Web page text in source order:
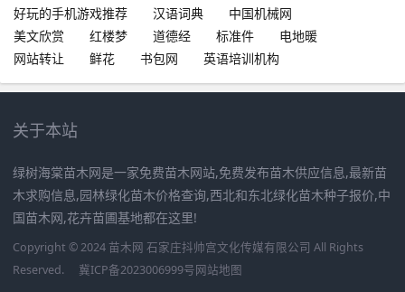
好玩的手机游戏推荐
汉语词典
中国机械网
美文欣赏
红楼梦 道德经 标准件
电地暖
网站转让
鲜花 书包网 英语培训机构
关于本站
绿树海棠苗木网是一家免费苗木网站,免费发布苗木供应信息,最新苗
木求购信息,园林绿化苗木价格查询,西北和东北绿化苗木种子报价,中
国苗木网,花卉苗圃基地都在这里!
Copyright © 2024 苗木网 石家庄抖帅宫文化传媒有限公司 All Rights
Reserved.
冀ICP备2023006999号网站地图